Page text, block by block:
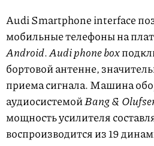
Audi Smartphone interface
мобильные телефоны на
Android.Audi phone box
бортовой антенне,
приема сигнала. Машина
аудиосистемойBang &
мощность усилителя
воспроизводится из 19